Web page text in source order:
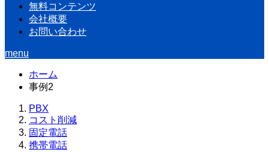
無料コンテンツ
会社概要
お問い合わせ
menu
ホーム
事例2
PBX
コスト削減
固定電話
携帯電話